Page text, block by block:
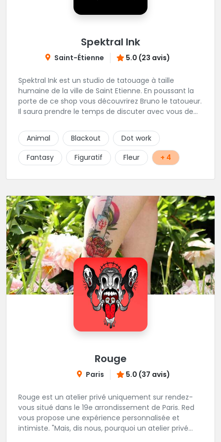
Spektral Ink
Saint-Étienne 5.0 (23 avis)
Spektral Ink est un studio de tatouage à taille
humaine de la ville de Saint Etienne. En poussant la
porte de ce shop vous découvrirez Bruno le tatoueur.
Il saura prendre le temps de discuter avec vous de
un message ou à l'appeler.
Animal Blackout
Dot work
Fantasy
Figuratif Fleur + 4
Rouge
Paris 5.0 (37 avis)
Rouge est un atelier privé uniquement sur rendez-
vous situé dans le 19e arrondissement de Paris. Red
vous propose une expérience personnalisée et
intimiste. "Mais, dis nous, pourquoi un atelier privé